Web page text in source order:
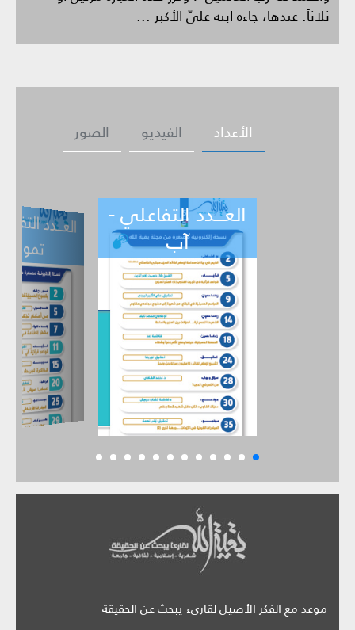
ثلاثاً. عندها، جاءه ابنه عليّ الأكبر ...
الصور الفيديو الأعداد
العـــدد التفاعلي -
تموز
العـــدد
ي
حزيران
موعد مع الفكر الأصيل لقارىء يبحث عن الحقيقة